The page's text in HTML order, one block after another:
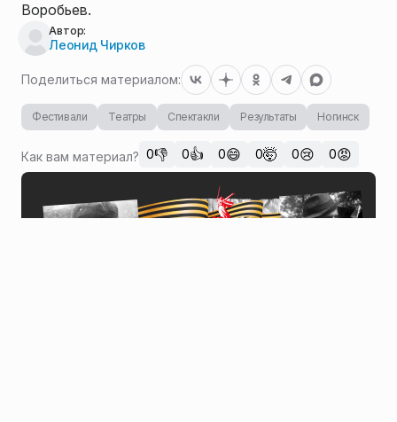
Воробьев.
Автор:
Леонид Чирков
Поделиться материалом:
Фестивали Театры Спектакли Результаты Ногинск
Как вам материал? 0👎 0👍 0😄 0🤯 0😢 0😡